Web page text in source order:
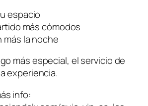
espacio
más cómodos
más la noche
más especial, el servicio de
experiencia.
info: